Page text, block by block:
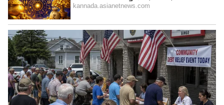
4